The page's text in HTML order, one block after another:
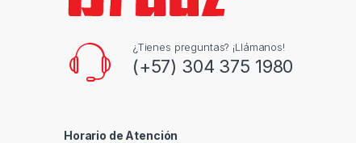
¿Tienes preguntas? ¡Llámanos!
(+57) 304 375 1980
Horario de Atención